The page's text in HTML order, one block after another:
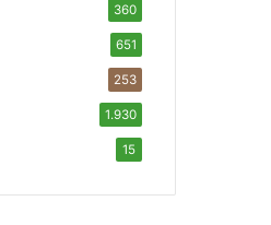
360
651
253
1.930
15